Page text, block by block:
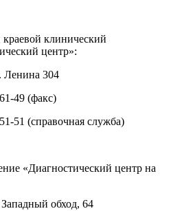
клинический
центр»:
Ленина 304
49 (факс)
51 (справочная служба)
«Диагностический центр на
обход, 64